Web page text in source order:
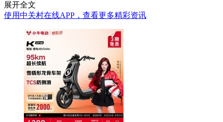
展开全文
使用中关村在线APP，查看更多精彩资讯